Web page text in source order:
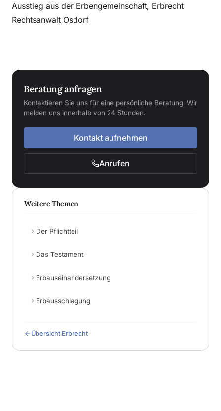
Ausstieg aus der Erbengemeinschaft, Erbrecht
Rechtsanwalt Osdorf
Beratung anfragen
Kontaktieren Sie uns für eine persönliche Beratung. Wir
melden uns innerhalb von 24 Stunden.
Kontakt aufnehmen
Anrufen
Weitere Themen
Der Pflichtteil
Das Testament
Erbauseinandersetzung
Erbausschlagung
Übersicht Erbrecht